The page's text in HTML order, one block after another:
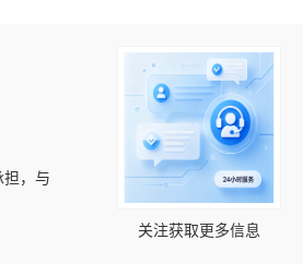
担，与
关注获取更多信息